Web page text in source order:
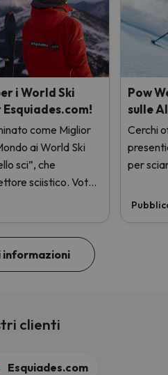
i World Ski
come Miglior
ai World Ski
sci”, che
sciistico. Vota
Pow
sulle
Cerchi
per
clienti
Esquiades.com